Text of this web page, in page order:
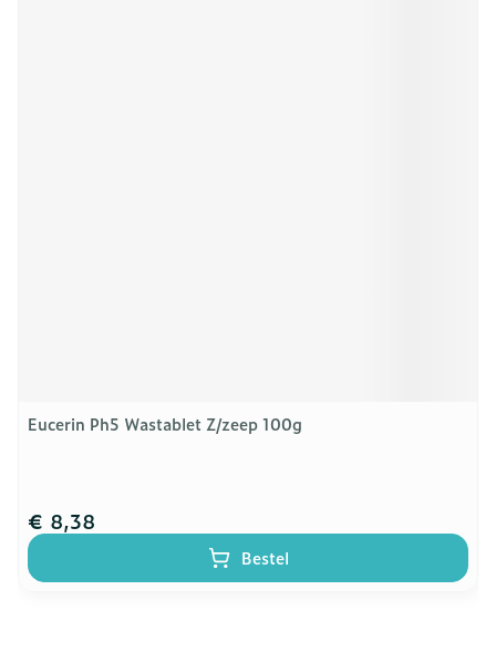
Eucerin Ph5 Wastablet Z/zeep 100g
€ 8,38
Bestel